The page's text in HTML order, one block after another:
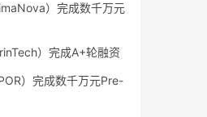
）完成数千万元
）完成A+轮融资
）完成数千万元Pre-